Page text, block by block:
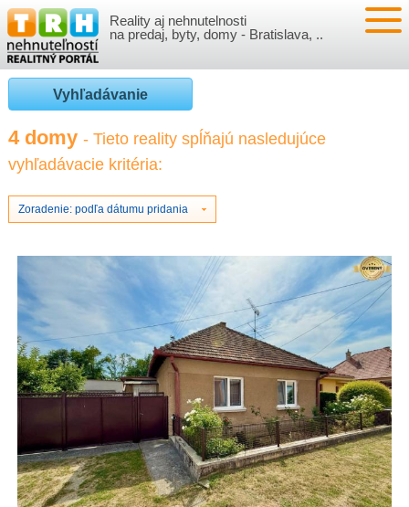
Reality aj nehnutelnosti
na predaj, byty, domy - Bratislava, ..
NEHNUTEĽNOSTI
BYTY
NOVOSTAVBY
NEBYTOVÉ PRIESTORY
POZEMKY
GARÁŽE
VLOŽIŤ NEHNUTEĽNOSTI
PRIHLÁSENIE
REGISTRÁCIA
VÝVOJ CIEN REALÍT
ČLÁNKY O REALITÁCH
BÝVANIE A REALITY
PRÁVNA PORADŇA
FINANCIE
O NÁS
INFO
O NÁS
REALITNÁ INZERCIA NA TRH.SK
CENNÍK REALITNEJ INZERCIE
ZVÝRAZNENIE REALITNÝCH INZERÁTOV
REKLAMA
Vyhľadávanie
4 domy - Tieto reality spĺňajú nasledujúce
vyhľadávacie kritéria:
Zoradenie: podľa dátumu pridania